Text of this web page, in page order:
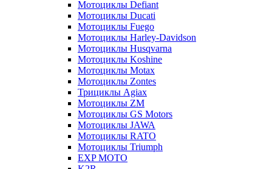
Мотоциклы Defiant
Мотоциклы Ducati
Мотоциклы Fuego
Мотоциклы Harley-Davidson
Мотоциклы Husqvarna
Мотоциклы Koshine
Мотоциклы Motax
Мотоциклы Zontes
Трициклы Agiax
Мотоциклы ZM
Мотоциклы GS Motors
Мотоциклы JAWA
Мотоциклы RATO
Мотоциклы Triumph
EXP MOTO